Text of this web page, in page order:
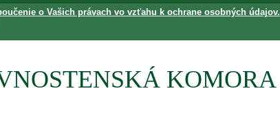
KOMORA
o Vašich právach vo vzťahu k ochrane osobných údajov.